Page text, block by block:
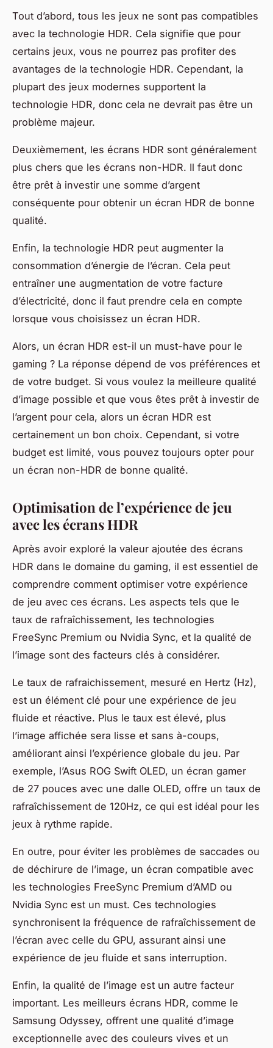
Tout d’abord, tous les jeux ne sont pas compatibles
avec la technologie HDR. Cela signifie que pour
certains jeux, vous ne pourrez pas profiter des
avantages de la technologie HDR. Cependant, la
plupart des jeux modernes supportent la
technologie HDR, donc cela ne devrait pas être un
problème majeur.
Deuxièmement, les écrans HDR sont généralement
plus chers que les écrans non-HDR. Il faut donc
être prêt à investir une somme d’argent
conséquente pour obtenir un écran HDR de bonne
qualité.
Enfin, la technologie HDR peut augmenter la
consommation d’énergie de l’écran. Cela peut
entraîner une augmentation de votre facture
d’électricité, donc il faut prendre cela en compte
lorsque vous choisissez un écran HDR.
Alors, un écran HDR est-il un must-have pour le
gaming ? La réponse dépend de vos préférences et
de votre budget. Si vous voulez la meilleure qualité
d’image possible et que vous êtes prêt à investir de
l’argent pour cela, alors un écran HDR est
certainement un bon choix. Cependant, si votre
budget est limité, vous pouvez toujours opter pour
un écran non-HDR de bonne qualité.
Optimisation de l’expérience de jeu
avec les écrans HDR
Après avoir exploré la valeur ajoutée des écrans
HDR dans le domaine du gaming, il est essentiel de
comprendre comment optimiser votre expérience
de jeu avec ces écrans. Les aspects tels que le
taux de rafraîchissement, les technologies
FreeSync Premium ou Nvidia Sync, et la qualité de
l’image sont des facteurs clés à considérer.
Le taux de rafraichissement, mesuré en Hertz (Hz),
est un élément clé pour une expérience de jeu
fluide et réactive. Plus le taux est élevé, plus
l’image affichée sera lisse et sans à-coups,
améliorant ainsi l’expérience globale du jeu. Par
exemple, l’Asus ROG Swift OLED, un écran gamer
de 27 pouces avec une dalle OLED, offre un taux de
rafraîchissement de 120Hz, ce qui est idéal pour les
jeux à rythme rapide.
En outre, pour éviter les problèmes de saccades ou
de déchirure de l’image, un écran compatible avec
les technologies FreeSync Premium d’AMD ou
Nvidia Sync est un must. Ces technologies
synchronisent la fréquence de rafraîchissement de
l’écran avec celle du GPU, assurant ainsi une
expérience de jeu fluide et sans interruption.
Enfin, la qualité de l’image est un autre facteur
important. Les meilleurs écrans HDR, comme le
Samsung Odyssey, offrent une qualité d’image
exceptionnelle avec des couleurs vives et un